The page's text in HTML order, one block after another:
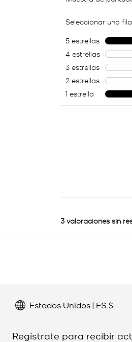
Estados Unidos | ES $
Regístrate para recibir